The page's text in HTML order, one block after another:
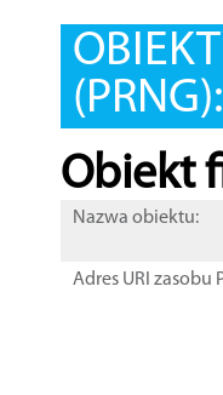
(PRNG):
Obiekt
Nazwa obiektu:
Adres URI zasobu